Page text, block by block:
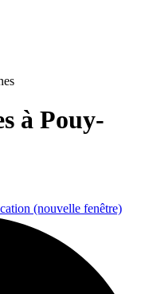
à Pouy-
(nouvelle fenêtre)